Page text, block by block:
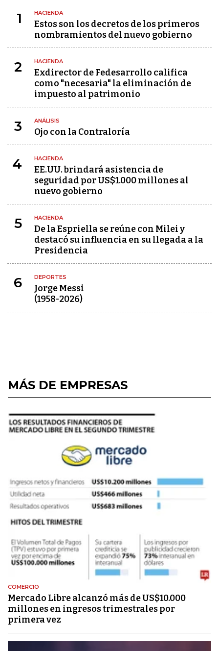
1 HACIENDA
Estos son los decretos de los primeros
nombramientos del nuevo gobierno
2 HACIENDA
Exdirector de Fedesarrollo califica
como "necesaria" la eliminación de
impuesto al patrimonio
3 ANÁLISIS
Ojo con la Contraloría
4 HACIENDA
EE.UU. brindará asistencia de
seguridad por US$1.000 millones al
nuevo gobierno
5 HACIENDA
De la Espriella se reúne con Milei y
destacó su influencia en su llegada a la
Presidencia
6 DEPORTES
Jorge Messi
(1958-2026)
MÁS DE EMPRESAS
COMERCIO
Mercado Libre alcanzó más de US$10.000
millones en ingresos trimestrales por
primera vez